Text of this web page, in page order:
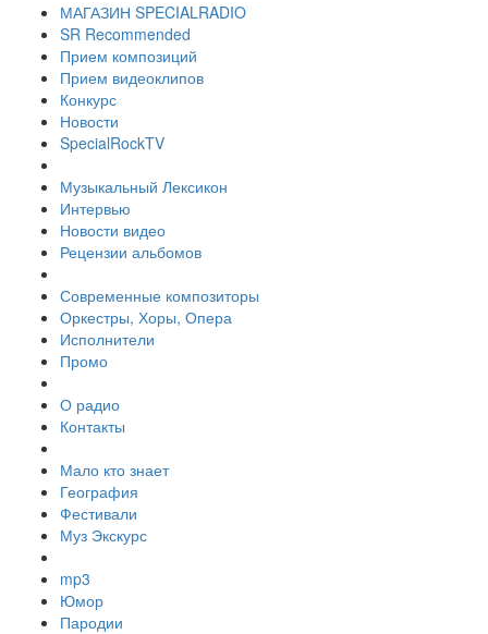
МАГАЗИН SPECIALRADIO
SR Recommended
Прием композиций
Прием видеоклипов
Конкурс
Новости
SpecialRockTV
Музыкальный Лексикон
Интервью
Новости видео
Рецензии альбомов
Современные композиторы
Оркестры, Хоры, Опера
Исполнители
Промо
О радио
Контакты
Мало кто знает
География
Фестивали
Муз Экскурс
mp3
Юмор
Пародии